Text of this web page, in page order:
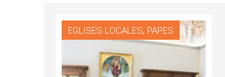
EGLISES LOCALES, PAPES